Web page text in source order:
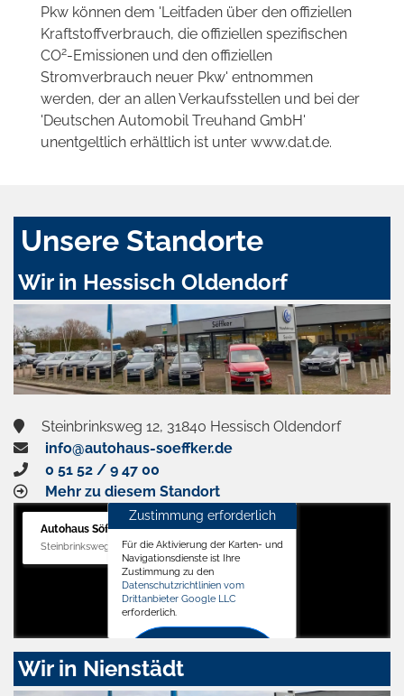
Pkw können dem 'Leitfaden über den offiziellen
Kraftstoffverbrauch, die offiziellen spezifischen
CO2-Emissionen und den offiziellen
Stromverbrauch neuer Pkw' entnommen
werden, der an allen Verkaufsstellen und bei der
'Deutschen Automobil Treuhand GmbH'
unentgeltlich erhältlich ist unter www.dat.de.
Unsere Standorte
Wir in Hessisch Oldendorf
Steinbrinksweg 12, 31840 Hessisch Oldendorf
info@autohaus-soeffker.de
0 51 52 / 9 47 00
Mehr zu diesem Standort
Autohaus Söffker GmbH
Steinbrinksweg 12, 31840 Hessisch Oldendorf
Zustimmung erforderlich
Für die Aktivierung der Karten- und
Navigationsdienste ist Ihre
Zustimmung zu den
Datenschutzrichtlinien vom
Drittanbieter Google LLC
erforderlich.
Zustimmen
aktivieren
Wir in Nienstädt